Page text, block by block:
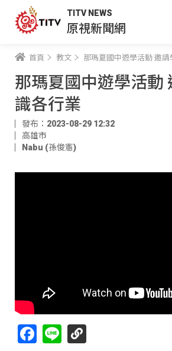
TITV NEWS
原視新聞網
首頁 教文 那瑪夏國中遊學活動 邀
那瑪夏國中遊學活動
識各行業
發布：2023-08-29 12:32
高雄市
Nabu (孫俊憲)
Facebook
Line